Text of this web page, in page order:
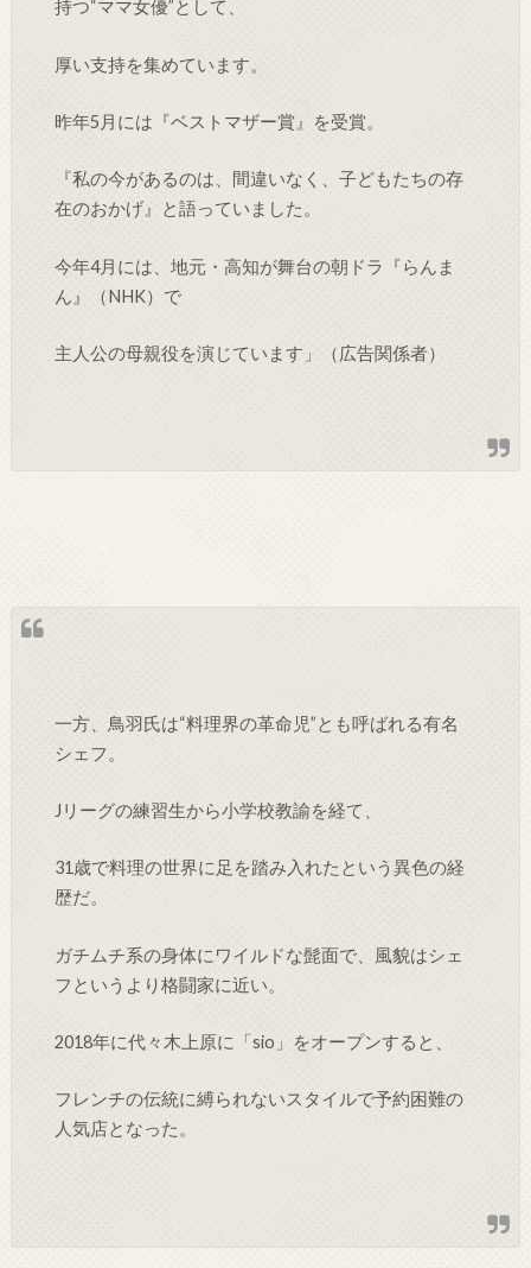
持つ“ママ女優”として、
厚い支持を集めています。
昨年5月には『ベストマザー賞』を受賞。
『私の今があるのは、間違いなく、子どもたちの存
在のおかげ』と語っていました。
今年4月には、地元・高知が舞台の朝ドラ『らんま
ん』（NHK）で
主人公の母親役を演じています」（広告関係者）
一方、鳥羽氏は“料理界の革命児”とも呼ばれる有名
シェフ。
Jリーグの練習生から小学校教諭を経て、
31歳で料理の世界に足を踏み入れたという異色の経
歴だ。
ガチムチ系の身体にワイルドな髭面で、風貌はシェ
フというより格闘家に近い。
2018年に代々木上原に「sio」をオープンすると、
フレンチの伝統に縛られないスタイルで予約困難の
人気店となった。